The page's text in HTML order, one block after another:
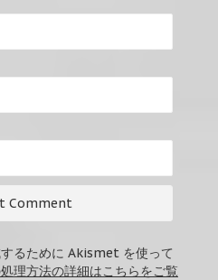
るために Akismet を使って
理方法の詳細はこちらをご覧